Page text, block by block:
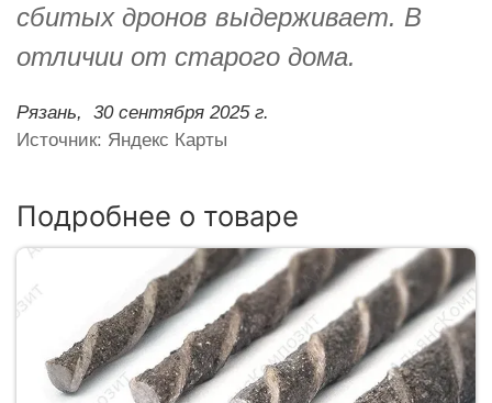
сбитых дронов выдерживает. В
отличии от старого дома.
Рязань,
30 сентября 2025 г.
Источник: Яндекс Карты
Подробнее о товаре